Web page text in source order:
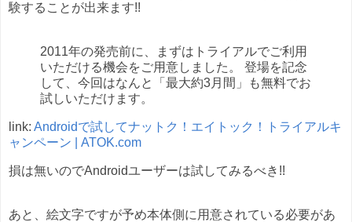
験することが出来ます!!
2011年の発売前に、まずはトライアルでご利用
いただける機会をご用意しました。 登場を記念
して、今回はなんと「最大約3月間」も無料でお
試しいただけます。
link: Androidで試してナットク！エイトック！トライアルキ
ャンペーン | ATOK.com
損は無いのでAndroidユーザーは試してみるべき!!
あと、絵文字ですが予め本体側に用意されている必要があ